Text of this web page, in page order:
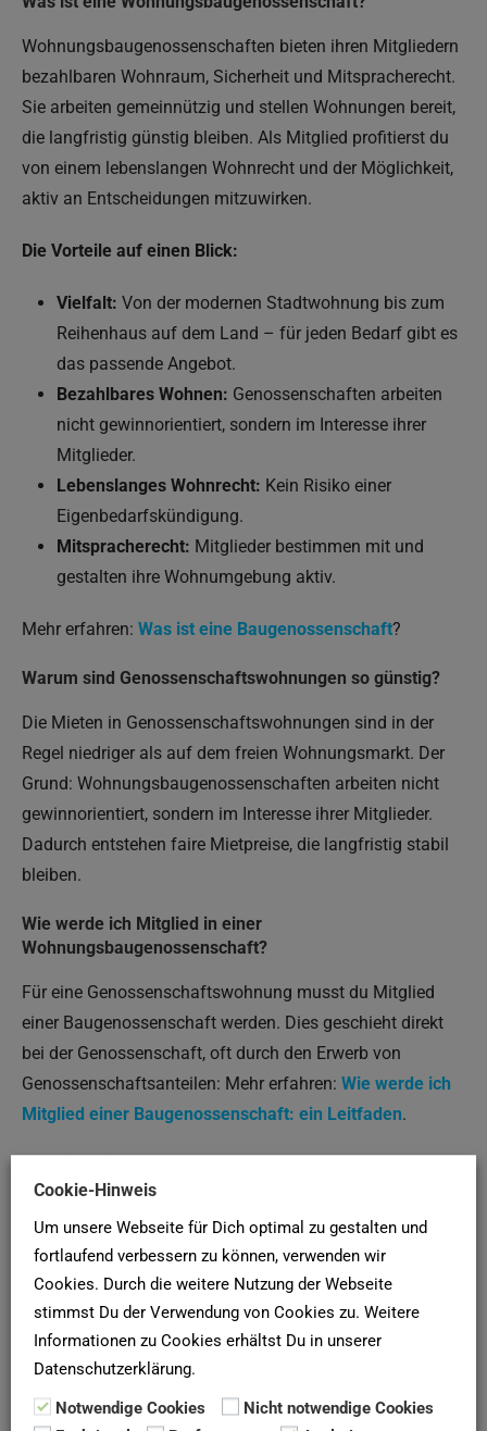
Wohnungsbaugenossenschaften bieten ihren Mitgliedern
bezahlbaren Wohnraum, Sicherheit und Mitspracherecht.
Sie arbeiten gemeinnützig und stellen Wohnungen bereit,
die langfristig günstig bleiben. Als Mitglied profitierst du
von einem lebenslangen Wohnrecht und der Möglichkeit,
aktiv an Entscheidungen mitzuwirken.
Die Vorteile auf einen Blick:
Vielfalt: Von der modernen Stadtwohnung bis zum
Reihenhaus auf dem Land – für jeden Bedarf gibt es
das passende Angebot.
Bezahlbares Wohnen: Genossenschaften arbeiten
nicht gewinnorientiert, sondern im Interesse ihrer
Mitglieder.
Lebenslanges Wohnrecht: Kein Risiko einer
Eigenbedarfskündigung.
Mitspracherecht: Mitglieder bestimmen mit und
gestalten ihre Wohnumgebung aktiv.
Mehr erfahren: Was ist eine Baugenossenschaft?
Warum sind Genossenschaftswohnungen so günstig?
Die Mieten in Genossenschaftswohnungen sind in der
Regel niedriger als auf dem freien Wohnungsmarkt. Der
Grund: Wohnungsbaugenossenschaften arbeiten nicht
gewinnorientiert, sondern im Interesse ihrer Mitglieder.
Dadurch entstehen faire Mietpreise, die langfristig stabil
bleiben.
Wie werde ich Mitglied in einer
Wohnungsbaugenossenschaft?
Für eine Genossenschaftswohnung musst du Mitglied
einer Baugenossenschaft werden. Dies geschieht direkt
bei der Genossenschaft, oft durch den Erwerb von
Genossenschaftsanteilen: Mehr erfahren: Wie werde ich
Mitglied einer Baugenossenschaft: ein Leitfaden.
ihrem Bestand oder vermitteln Neubauprojekte. Dennoch
sind die meisten Immobilien für die Genossenschaften
existenziell, weshalb der Verkauf seltener vorkommt.
Gibt es Alternativen zu Baugenossenschaften?
Ja, städtische Wohnungsbaugesellschaften sind eine
gute Alternative. Diese kommunalen
Cookie-Hinweis
Um unsere Webseite für Dich optimal zu gestalten und
fortlaufend verbessern zu können, verwenden wir
Cookies. Durch die weitere Nutzung der Webseite
stimmst Du der Verwendung von Cookies zu. Weitere
Informationen zu Cookies erhältst Du in unserer
Datenschutzerklärung.
Notwendige Cookies
Nicht notwendige Cookies